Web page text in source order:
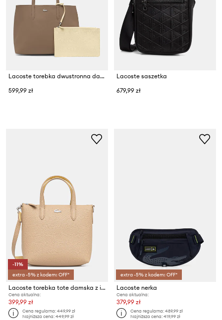
Lacoste torebka dwustronna damska
599,99 zł
Lacoste saszetka
679,99 zł
-11%
extra -5% z kodem: OFF*
Lacoste torebka tote damska z imitacji skóry
Cena aktualna:
399,99 zł
Cena regularna:449,99 zł
Najniższa cena:449,99 zł
extra -5% z kodem: OFF*
Lacoste nerka
Cena aktualna:
379,99 zł
Cena regularna:489,99 zł
Najniższa cena:419,99 zł